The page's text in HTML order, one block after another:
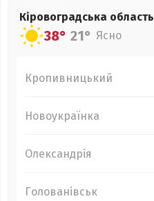
Кіровоградська область
38° 21° Ясно
Кропивницький
Новоукраїнка
Олександрія
Голованівськ